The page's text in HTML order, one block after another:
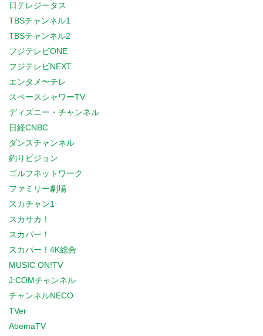
日テレジータス
TBSチャンネル1
TBSチャンネル2
フジテレビONE
フジテレビNEXT
エンタメ〜テレ
スペースシャワーTV
ディズニー・チャンネル
日経CNBC
ダンスチャンネル
釣りビジョン
ゴルフネットワーク
ファミリー劇場
スカチャン1
スカサカ！
スカパー！
スカパー！4K総合
MUSIC ON!TV
J:COMチャンネル
チャンネルNECO
TVer
AbemaTV